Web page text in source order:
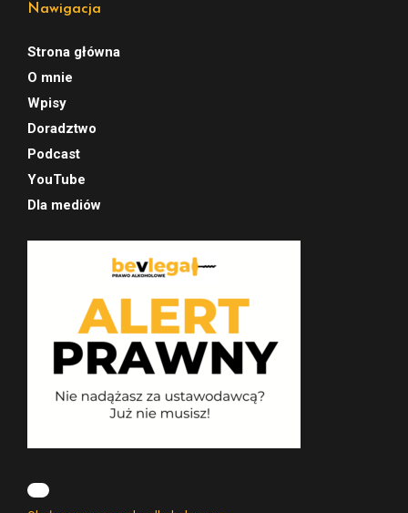
Nawigacja
Strona główna
O mnie
Wpisy
Doradztwo
Podcast
YouTube
Dla mediów